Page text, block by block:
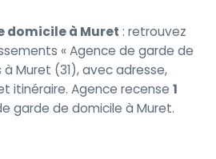
domicile à Muret : retrouvez
« Agence de garde de
Muret (31), avec adresse,
itinéraire. Agence recense 1
garde de domicile à Muret.